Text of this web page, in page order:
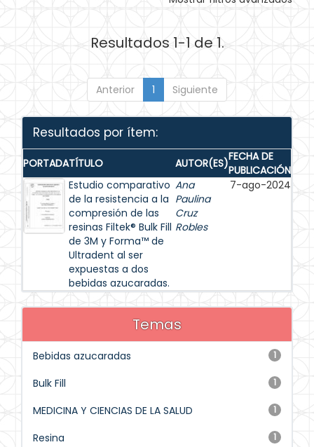
Resultados 1-1 de 1.
Anterior 1 Siguiente
Resultados por ítem:
PORTADATÍTULO AUTOR(ES)FECHA DE
PUBLICACIÓN
Estudio comparativo
de la resistencia a la
compresión de las
resinas Filtek® Bulk Fill
de 3M y Forma™ de
Ultradent al ser
expuestas a dos
bebidas azucaradas.
Ana
Paulina
Cruz
Robles
7-ago-2024
Temas
1
Bebidas azucaradas
1
Bulk Fill
1
MEDICINA Y CIENCIAS DE LA SALUD
1
Resina